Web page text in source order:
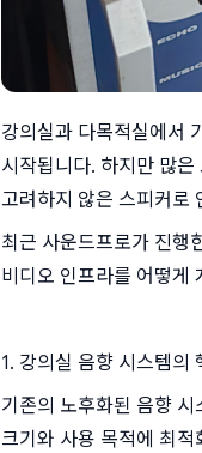
강의실과 다목적실에서
시작됩니다. 하지만 많
고려하지 않은 스피커로
최근 사운드프로가 진행
비디오 인프라를 어떻게
1. 강의실 음향 시스템의
기존의 노후화된 음향
크기와 사용 목적에 최